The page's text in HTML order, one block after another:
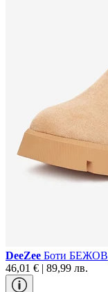
DeeZee Боти БЕЖОВ
46,01 € | 89,99 лв.